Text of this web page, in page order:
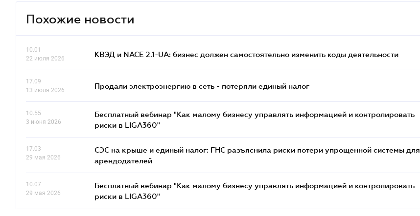
Похожие новости
10.01
22 июля 2026
КВЭД и NACE 2.1-UA: бизнес должен самостоятельно изменить коды деятельности
17.09
13 июля 2026
Продали электроэнергию в сеть - потеряли единый налог
10.55
3 июня 2026
Бесплатный вебинар "Как малому бизнесу управлять информацией и контролировать
риски в LIGA360"
17.03
29 мая 2026
СЭС на крыше и единый налог: ГНС разъяснила риски потери упрощенной системы для
арендодателей
10.07
29 мая 2026
Бесплатный вебинар "Как малому бизнесу управлять информацией и контролировать
риски в LIGA360"